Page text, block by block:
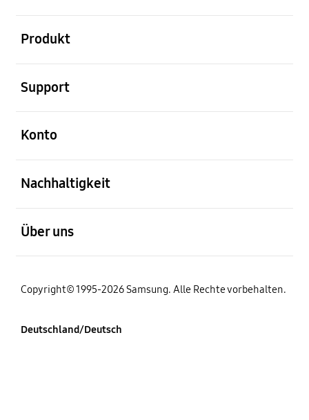
Produkt
Support
Konto
Nachhaltigkeit
Über uns
Copyright© 1995-2026 Samsung. Alle Rechte vorbehalten.
Deutschland/Deutsch